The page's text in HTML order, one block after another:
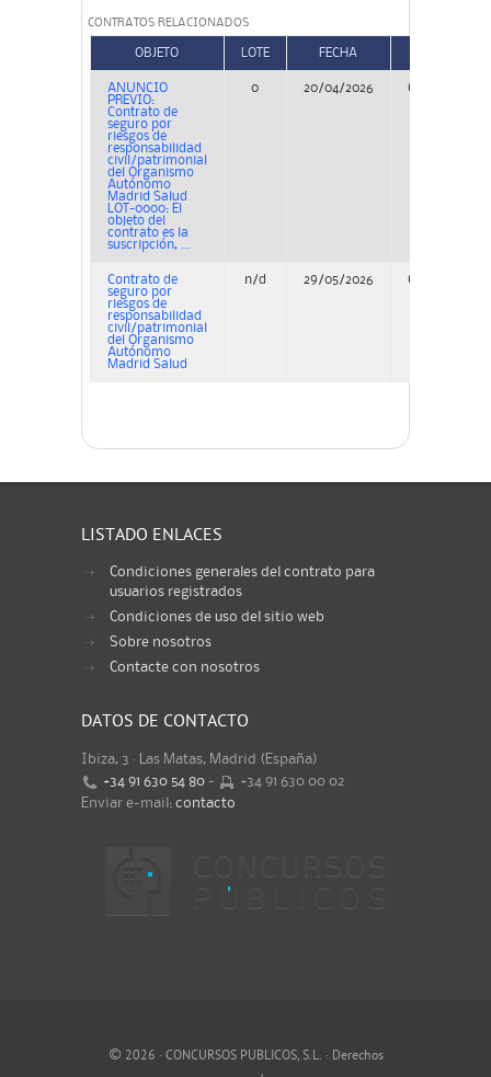
CONTRATOS RELACIONADOS
OBJETO LOTE FECHA
ANUNCIO
PREVIO:
Contrato de
seguro por
riesgos de
responsabilidad
civil/patrimonial
del Organismo
Autónomo
Madrid Salud
LOT-0000: El
objeto del
contrato es la
suscripción, ...
0 20/04/2026 Concurso
Contrato de
seguro por
riesgos de
responsabilidad
civil/patrimonial
del Organismo
Autónomo
Madrid Salud
n/d 29/05/2026 Concurso
LISTADO ENLACES
Condiciones generales del contrato para
usuarios registrados
Condiciones de uso del sitio web
Sobre nosotros
Contacte con nosotros
DATOS DE CONTACTO
Ibiza, 3 · Las Matas, Madrid (España)
+34 91 630 54 80 -
+34 91 630 00 02
Enviar e-mail: contacto
© 2026 · CONCURSOS PUBLICOS, S.L. · Derechos